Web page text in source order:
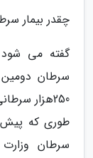
چقدر بیمار
گفته می شود
سرطان
طوری که پیش
سرطان